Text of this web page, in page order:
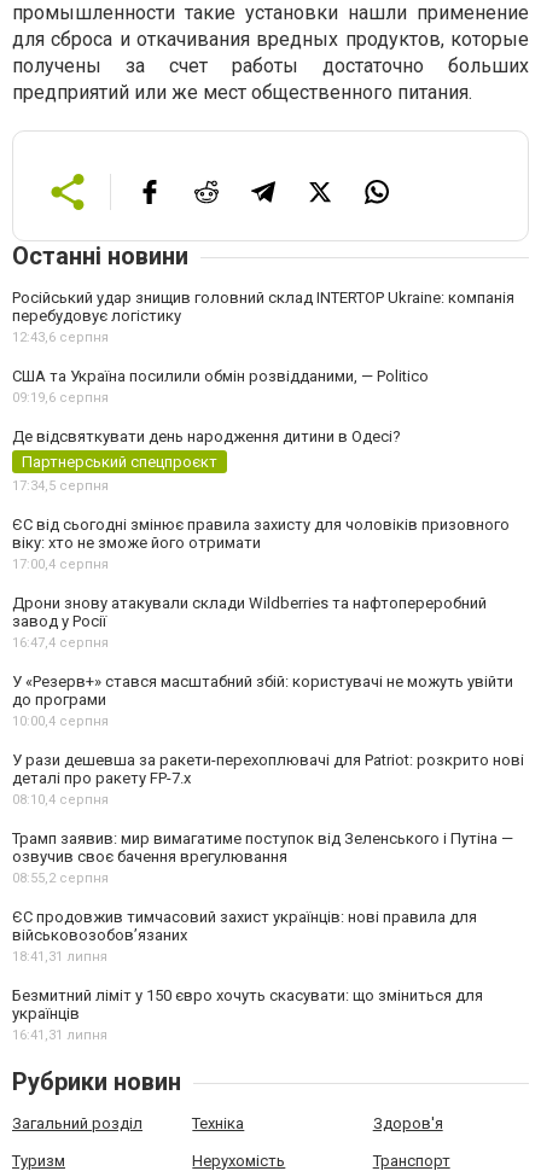
промышленности такие установки нашли применение
для сброса и откачивания вредных продуктов, которые
получены за счет работы достаточно больших
предприятий или же мест общественного питания.
Останні новини
Російський удар знищив головний склад INTERTOP Ukraine: компанія
перебудовує логістику
12:43,6 серпня
США та Україна посилили обмін розвідданими, — Politico
09:19,6 серпня
Де відсвяткувати день народження дитини в Одесі?
Партнерський спецпроєкт
17:34,5 серпня
ЄС від сьогодні змінює правила захисту для чоловіків призовного
віку: хто не зможе його отримати
17:00,4 серпня
Дрони знову атакували склади Wildberries та нафтопереробний
завод у Росії
16:47,4 серпня
У «Резерв+» стався масштабний збій: користувачі не можуть увійти
до програми
10:00,4 серпня
У рази дешевша за ракети-перехоплювачі для Patriot: розкрито нові
деталі про ракету FP-7.x
08:10,4 серпня
Трамп заявив: мир вимагатиме поступок від Зеленського і Путіна —
озвучив своє бачення врегулювання
08:55,2 серпня
ЄС продовжив тимчасовий захист українців: нові правила для
військовозобов’язаних
18:41,31 липня
Безмитний ліміт у 150 євро хочуть скасувати: що зміниться для
українців
16:41,31 липня
Рубрики новин
Загальний розділ Техніка Здоров'я
Туризм Нерухомість Транспорт